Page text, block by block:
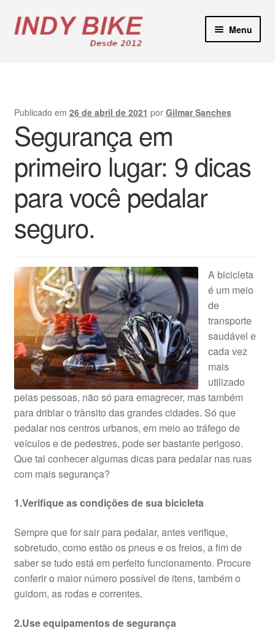
Pular
para
Pular
para
Menu
Lojas Físicas
Manutenção E-Bikes
Locação de Bicicletas
Contato
Publicado em 26 de abril de 2021 por Gilmar Sanches
Segurança em
primeiro lugar: 9 dicas
para você pedalar
seguro.
A bicicleta
é um meio
de
transporte
saudável e
cada vez
mais
utilizado
pelas pessoas, não só para emagrecer, mas também
para driblar o trânsito das grandes cidades. Só que
pedalar nos centros urbanos, em meio ao tráfego de
veículos e de pedestres, pode ser bastante perigoso.
Que tal conhecer algumas dicas para pedalar nas ruas
com mais segurança?
1.Verifique as condições de sua bicicleta
Sempre que for sair para pedalar, antes verifique,
sobretudo, como estão os pneus e os freios, a fim de
saber se tudo está em perfeito funcionamento. Procure
conferir o maior número possível de itens, também o
guidom, as rodas e correntes.
2.Use equipamentos de segurança